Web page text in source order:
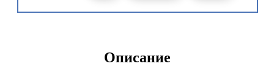
Описание